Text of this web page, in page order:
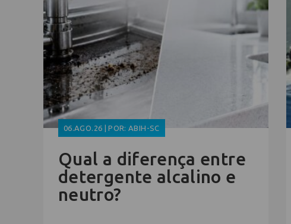
06.AGO.26 | POR: ABIH-SC
Qual a diferença entre
detergente alcalino e
neutro?